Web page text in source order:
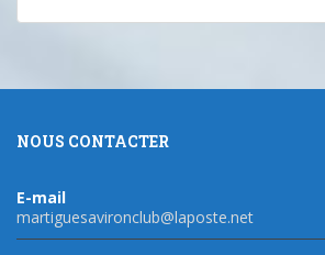
NOUS CONTACTER
E-mail
martiguesavironclub@laposte.net